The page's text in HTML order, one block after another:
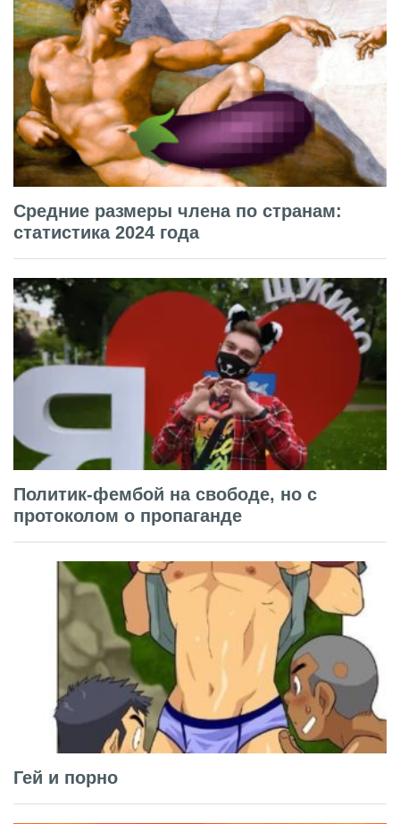
Средние размеры члена по странам:
статистика 2024 года
Политик-фембой на свободе, но с
протоколом о пропаганде
Гей и порно